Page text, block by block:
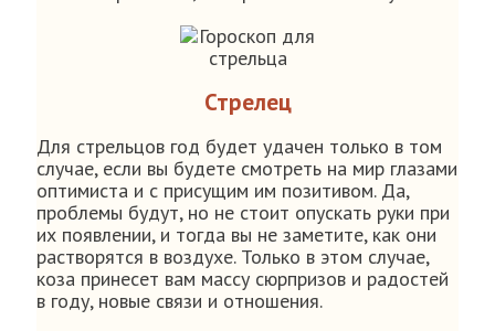
Стрелец
Для стрельцов год будет удачен только в том
случае, если вы будете смотреть на мир глазами
оптимиста и с присущим им позитивом. Да,
проблемы будут, но не стоит опускать руки при
их появлении, и тогда вы не заметите, как они
растворятся в воздухе. Только в этом случае,
коза принесет вам массу сюрпризов и радостей
в году, новые связи и отношения.